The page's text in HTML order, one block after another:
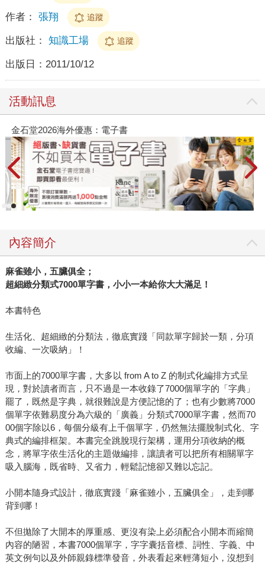
作者： 張翔 追蹤
出版社： 知識工場 追蹤
出版日： 2011/10/12
活動訊息
金石堂2026海外優惠：電子書
內容簡介
麻雀雖小，五臟俱全；
超細緻分類式7000單字書，小小一本給你大大滿足！
本書特色
生活化、超細緻的分類法，徹底實踐「同款單字歸於一類，分項
收編、一次吸納」！
市面上的7000單字書，大多以 from A to Z 的制式化編排方式呈
現，對於讀者而言，只不過是一本收錄了7000個單字的「字典」
罷了，既然是字典，就很難說是方便記憶的了；也有少數將7000
個單字依難易度分為六級的「廣義」分類式7000單字書，然而70
00個字除以6，每個分級有上千個單字，仍然無法擺脫制式化、字
典式的編排框架。本書完全跳脫現行架構，運用分項收納的概
念，將單字依生活化的主題做編排，讓讀者可以把所有相關單字
吸入腦海，既省時、又省力，輕鬆記憶卻又難以忘記。
小開本隨身式設計，徹底實踐「麻雀雖小，五臟俱全」，走到哪
背到哪！
不但拋除了大開本的厚重感、更沒有染上必須配合小開本而縮簡
內容的陋習，本書7000個單字，字字囊括音標、詞性、字義、中
英文例句以及外師親錄標準發音，外表看起來輕薄短小，沒想到